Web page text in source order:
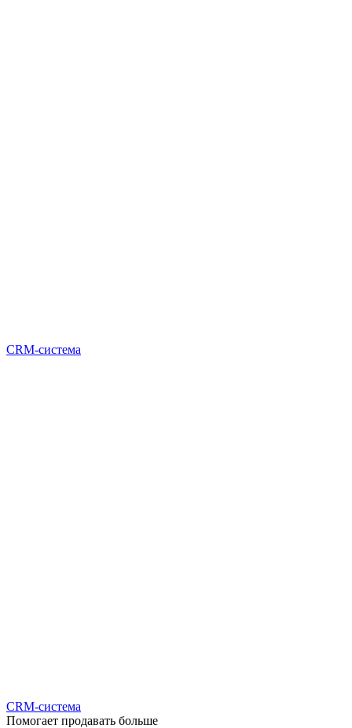
CRM-система
CRM-система
Помогает продавать больше